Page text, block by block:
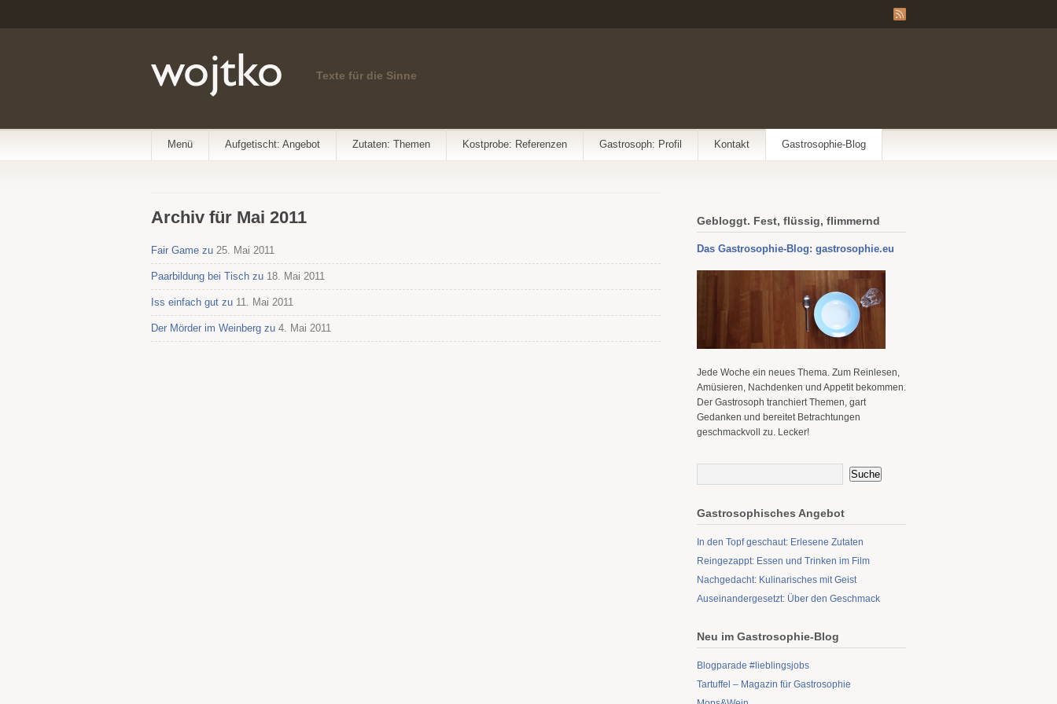
Texte für die Sinne
Menü Aufgetischt: Angebot Zutaten: Themen Kostprobe: Referenzen Gastrosoph: Profil Kontakt Gastrosophie-Blog
Archiv für Mai 2011
Fair Game zu 25. Mai 2011
Paarbildung bei Tisch zu 18. Mai 2011
Iss einfach gut zu 11. Mai 2011
Der Mörder im Weinberg zu 4. Mai 2011
Gebloggt. Fest, flüssig, flimmernd
Das Gastrosophie-Blog: gastrosophie.eu
Jede Woche ein neues Thema. Zum Reinlesen,
Amüsieren, Nachdenken und Appetit bekommen.
Der Gastrosoph tranchiert Themen, gart
Gedanken und bereitet Betrachtungen
geschmackvoll zu. Lecker!
Gastrosophisches Angebot
In den Topf geschaut: Erlesene Zutaten
Reingezappt: Essen und Trinken im Film
Nachgedacht: Kulinarisches mit Geist
Auseinandergesetzt: Über den Geschmack
Neu im Gastrosophie-Blog
Blogparade #lieblingsjobs
Tartuffel – Magazin für Gastrosophie